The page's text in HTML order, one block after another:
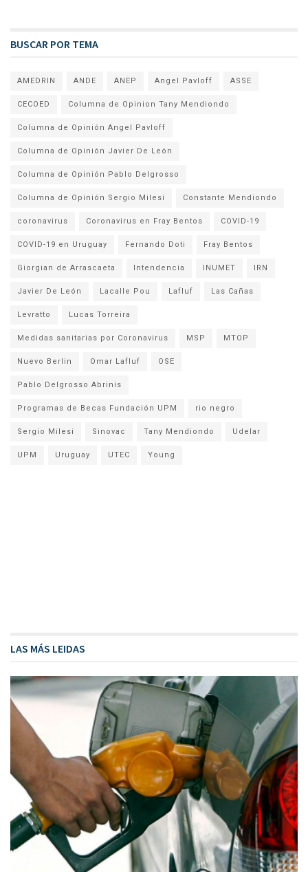
BUSCAR POR TEMA
AMEDRIN ANDE ANEP Angel Pavloff ASSE
CECOED Columna de Opinion Tany Mendiondo
Columna de Opinión Angel Pavloff
Columna de Opinión Javier De León
Columna de Opinión Pablo Delgrosso
Columna de Opinión Sergio Milesi Constante Mendiondo
coronavirus Coronavirus en Fray Bentos COVID-19
COVID-19 en Uruguay Fernando Doti Fray Bentos
Giorgian de Arrascaeta Intendencia INUMET IRN
Javier De León Lacalle Pou Lafluf Las Cañas
Levratto Lucas Torreira
Medidas sanitarias por Coronavirus MSP MTOP
Nuevo Berlin Omar Lafluf OSE
Pablo Delgrosso Abrinis
Programas de Becas Fundación UPM rio negro
Sergio Milesi Sinovac Tany Mendiondo Udelar
UPM Uruguay UTEC Young
LAS MÁS LEIDAS